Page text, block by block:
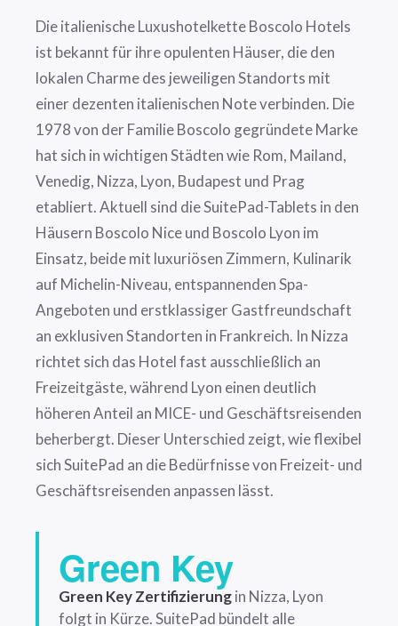
Die italienische Luxushotelkette Boscolo Hotels
ist bekannt für ihre opulenten Häuser, die den
lokalen Charme des jeweiligen Standorts mit
einer dezenten italienischen Note verbinden. Die
1978 von der Familie Boscolo gegründete Marke
hat sich in wichtigen Städten wie Rom, Mailand,
Venedig, Nizza, Lyon, Budapest und Prag
etabliert. Aktuell sind die SuitePad-Tablets in den
Häusern Boscolo Nice und Boscolo Lyon im
Einsatz, beide mit luxuriösen Zimmern, Kulinarik
auf Michelin-Niveau, entspannenden Spa-
Angeboten und erstklassiger Gastfreundschaft
an exklusiven Standorten in Frankreich. In Nizza
richtet sich das Hotel fast ausschließlich an
Freizeitgäste, während Lyon einen deutlich
höheren Anteil an MICE- und Geschäftsreisenden
beherbergt. Dieser Unterschied zeigt, wie flexibel
sich SuitePad an die Bedürfnisse von Freizeit- und
Geschäftsreisenden anpassen lässt.
Green Key
Green Key Zertifizierungin Nizza, Lyon
folgt in Kürze. SuitePad bündelt alle